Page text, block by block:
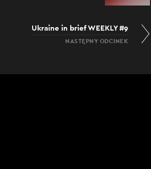
Ukraine in brief WEEKLY #9
NASTĘPNY ODCINEK